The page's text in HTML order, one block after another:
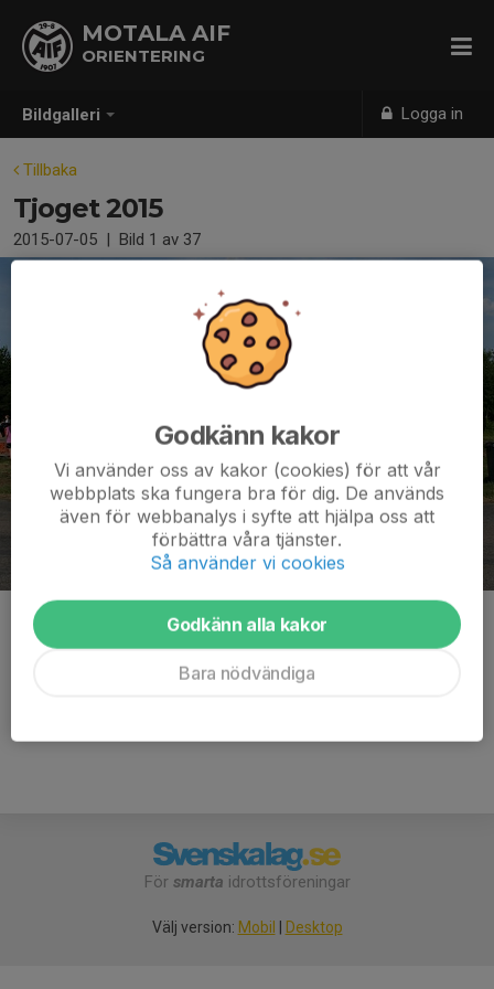
Bildgalleri Logga in
MOTALA AIF
ORIENTERING
Tillbaka
Tjoget 2015
2015-07-05 | Bild 1 av 37
Informationstältet.
Kommentarer
För smarta idrottsföreningar
Välj version: Mobil Desktop
Godkänn kakor
Vi använder oss av kakor (cookies) för att vår
webbplats ska fungera bra för dig. De används
även för webbanalys i syfte att hjälpa oss att
förbättra våra tjänster.
Så använder vi cookies
Godkänn alla kakor
Bara nödvändiga